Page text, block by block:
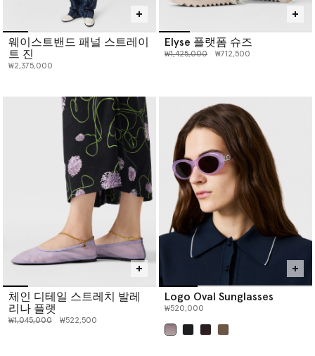
웨이스트밴드 패널 스트레이
트 진
₩2,375,000
Elyse 플랫폼 슈즈
인하 전 가격:
₩1,425,000인하된 가격:
₩712,500
체인 디테일 스트레치 발레
리나 플랫
인하 전 가격:
₩1,045,000인하된 가격:
₩522,500
Logo Oval Sunglasses
₩520,000